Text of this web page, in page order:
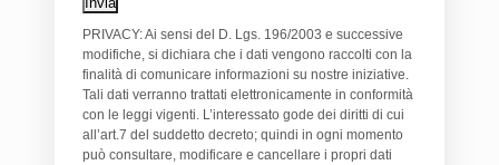
PRIVACY: Ai sensi del D. Lgs. 196/2003 e successive
modifiche, si dichiara che i dati vengono raccolti con la
finalità di comunicare informazioni su nostre iniziative.
Tali dati verranno trattati elettronicamente in conformità
con le leggi vigenti. L’interessato gode dei diritti di cui
all’art.7 del suddetto decreto; quindi in ogni momento
può consultare, modificare e cancellare i propri dati